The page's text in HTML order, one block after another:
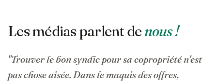
Les médias parlent denous !
"Trouver le bon syndic pour sa copropriété n'est
pas chose aisée. Dans le maquis des offres,